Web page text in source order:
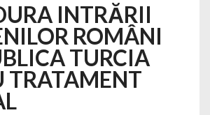
INTRĂRII
ROMÂNI
TURCIA
TRATAMENT